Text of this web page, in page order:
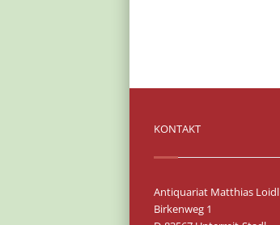
KONTAKT
Antiquariat Matthias Loidl
Birkenweg 1